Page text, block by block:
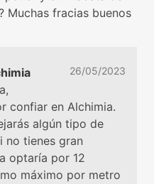
Muchas fracias buenos
26/05/2023
confiar en Alchimia.
algún tipo de
no tienes gran
optaría por 12
máximo por metro